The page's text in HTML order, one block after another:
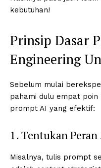
kebutuhan!
Prinsip Dasar
Engineering
Sebelum mulai
pahami dulu empat
prompt AI yang efektif:
1. Tentukan Peran
Misalnya, tulis prompt